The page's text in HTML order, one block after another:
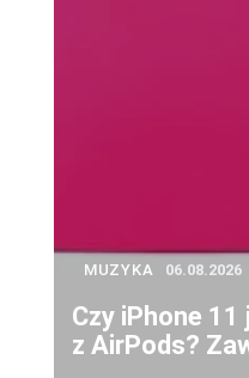
MUZYKA 06.08.2026
Czy iPhone
z AirPods?